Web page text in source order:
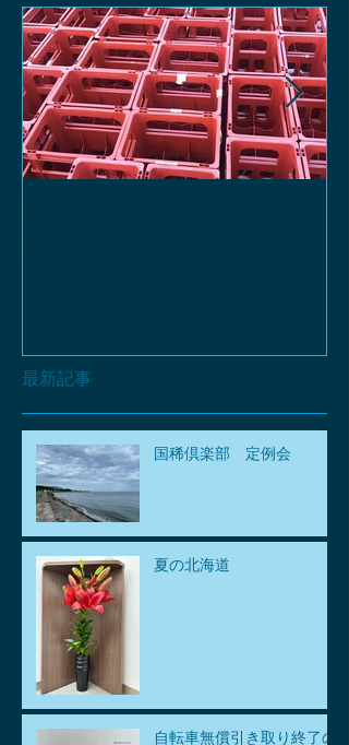
最新記事
国稀倶楽部 定例会
夏の北海道
自転車無償引き取り終了の